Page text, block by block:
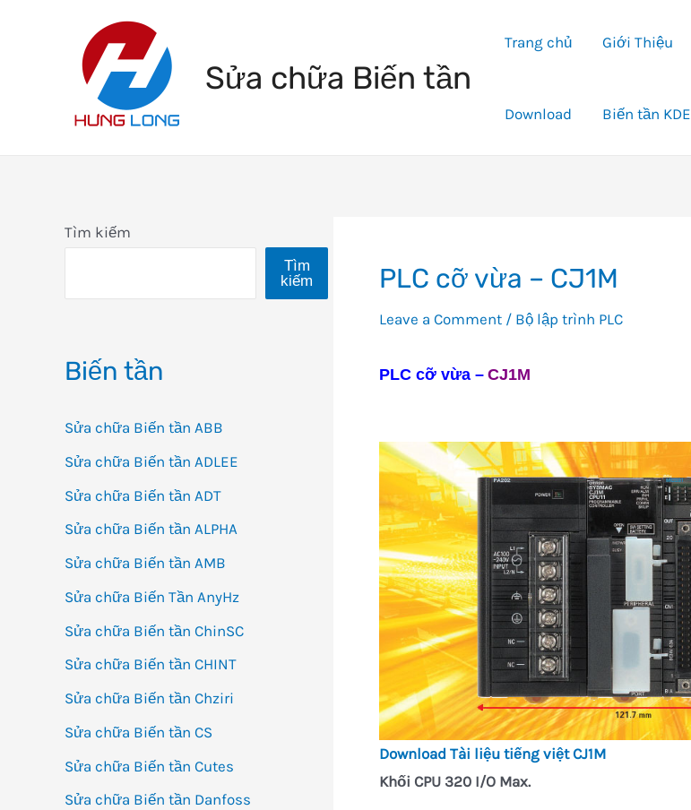
Sửa chữa Biến tần
Trang chủ Giới Thiệu
Download Biến tần KDE
Tìm kiếm
Tìm
kiếm
Biến tần
Sửa chữa Biến tần ABB
Sửa chữa Biến tần ADLEE
Sửa chữa Biến tần ADT
Sửa chữa Biến tần ALPHA
Sửa chữa Biến tần AMB
Sửa chữa Biến Tần AnyHz
Sửa chữa Biến tần ChinSC
Sửa chữa Biến tần CHINT
Sửa chữa Biến tần Chziri
Sửa chữa Biến tần CS
Sửa chữa Biến tần Cutes
Sửa chữa Biến tần Danfoss
PLC cỡ vừa – CJ1M
Leave a Comment / Bộ lập trình PLC
PLC cỡ vừa – CJ1M
Download Tài liệu tiếng việt CJ1M
Khối CPU 320 I/O Max.